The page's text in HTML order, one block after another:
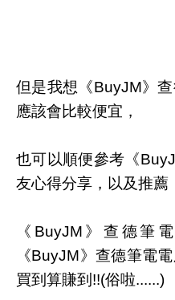
但是我想《BuyJM》
應該會比較便宜，
也可以順便參考《
友心得分享，以及推薦
《BuyJM》查德筆
《BuyJM》查德筆電
買到算賺到!!(俗啦......)